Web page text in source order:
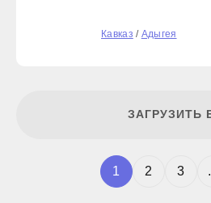
Великой Отечественной войны.
Кавказ / Адыгея
ЗАГРУЗИТЬ
1 2 3